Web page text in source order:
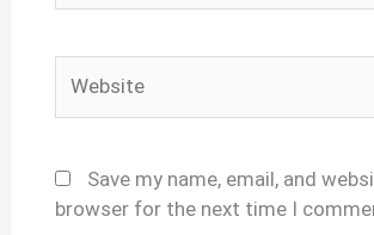
Save my name, email, and
browser for the next time I